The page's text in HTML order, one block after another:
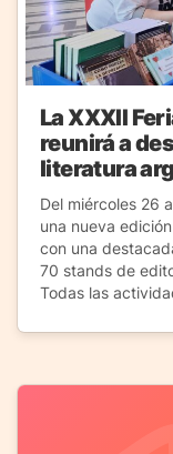
La XXXII
reunirá a
literatura
Del miércoles 26
una nueva
con una
70 stands de
Todas las